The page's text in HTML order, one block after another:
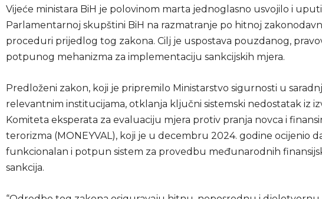
Vijeće ministara BiH je polovinom marta jednoglasno usvojilo i
Parlamentarnoj skupštini BiH na razmatranje po hitnoj
proceduri prijedlog tog zakona. Cilj je uspostava pouzdanog,
potpunog mehanizma za implementaciju sankcijskih mjera.
Predloženi zakon, koji je pripremilo Ministarstvo sigurnosti u
relevantnim institucijama, otklanja ključni sistemski nedostatak iz
Komiteta eksperata za evaluaciju mjera protiv pranja novca i
terorizma (MONEYVAL), koji je u decembru 2024. godine ocijenio
funkcionalan i potpun sistem za provedbu međunarodnih
sankcija.